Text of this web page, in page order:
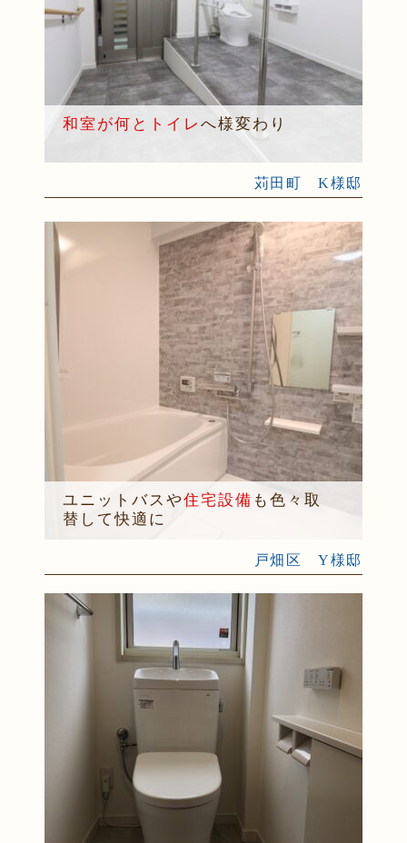
和室が何とトイレ へ様変わり
苅田町 K様邸
ユニットバスや住宅設備 も色々取
替して快適に
戸畑区 Y様邸